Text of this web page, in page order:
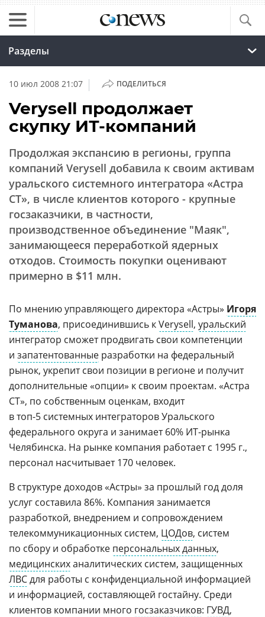
Разделы
10 июл 2008 21:07 | ПОДЕЛИТЬСЯ
Verysell продолжает
скупку ИТ-компаний
Продолжая экспансию в регионы, группа
компаний Verysell добавила к своим активам
уральского системного интегратора «Астра
СТ», в числе клиентов которого - крупные
госзаказчики, в частности,
производственное объединение "Маяк",
занимающееся переработкой ядерных
отходов. Стоимость покупки оценивают
примерно в $11 млн.
По мнению управляющего директора «Астры» Игоря
Туманова, присоединившись кVerysell, уральский
интегратор сможет продвигать свои компетенции
и запатентованные разработки на федеральный
рынок, укрепит свои позиции в регионе и получит
дополнительные «опции» к своим проектам. «Астра
СТ», по собственным оценкам, входит
в топ-5 системных интеграторов Уральского
федерального округа и занимает 60% ИТ-рынка
Челябинска. На рынке компания работает с 1995 г.,
персонал насчитывает 170 человек.
В структуре доходов «Астры» за прошлый год доля
услуг составила 86%. Компания занимается
разработкой, внедрением и сопровождением
телекоммуникационных систем, ЦОДов, систем
по сбору и обработке персональных данных,
медицинскиханалитических систем, защищенных
ЛВСдля работы с конфиденциальной информацией
и информацией, составляющей гостайну. Среди
клиентов компании много госзаказчиков: ГУВД,